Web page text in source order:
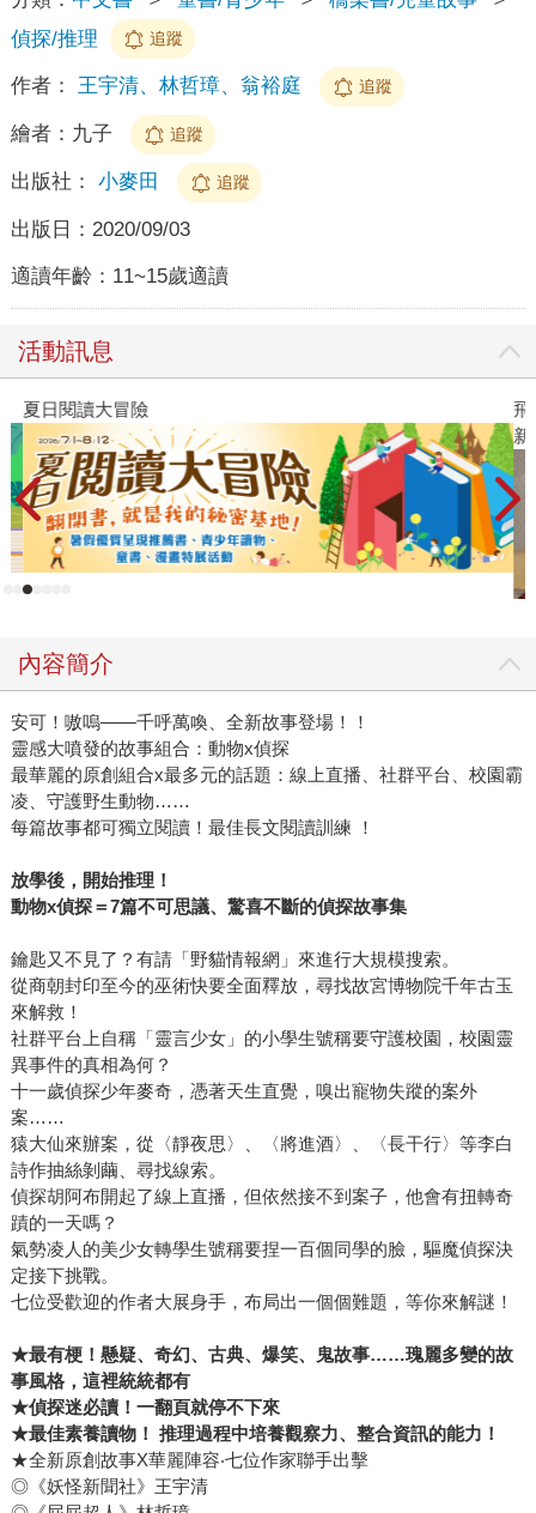
偵探/推理
追蹤
作者： 王宇清、林哲璋、翁裕庭 追蹤
繪者： 九子 追蹤
出版社： 小麥田 追蹤
出版日： 2020/09/03
適讀年齡： 11~15歲適讀
活動訊息
夏日閱讀大冒險
飛
新
內容簡介
安可！嗷嗚——千呼萬喚、全新故事登場！！
靈感大噴發的故事組合：動物x偵探
最華麗的原創組合x最多元的話題：線上直播、社群平台、校園霸
凌、守護野生動物……
每篇故事都可獨立閱讀！最佳長文閱讀訓練 ！
放學後，開始推理！
動物x偵探＝7篇不可思議、驚喜不斷的偵探故事集
鑰匙又不見了？有請「野貓情報網」來進行大規模搜索。
從商朝封印至今的巫術快要全面釋放，尋找故宮博物院千年古玉
來解救！
社群平台上自稱「靈言少女」的小學生號稱要守護校園，校園靈
異事件的真相為何？
十一歲偵探少年麥奇，憑著天生直覺，嗅出寵物失蹤的案外
案……
猿大仙來辦案，從〈靜夜思〉、〈將進酒〉、〈長干行〉等李白
詩作抽絲剝繭、尋找線索。
偵探胡阿布開起了線上直播，但依然接不到案子，他會有扭轉奇
蹟的一天嗎？
氣勢凌人的美少女轉學生號稱要捏一百個同學的臉，驅魔偵探決
定接下挑戰。
七位受歡迎的作者大展身手，布局出一個個難題，等你來解謎！
★最有梗！懸疑、奇幻、古典、爆笑、鬼故事……瑰麗多變的故
事風格，這裡統統都有
★偵探迷必讀！一翻頁就停不下來
★最佳素養讀物！ 推理過程中培養觀察力、整合資訊的能力！
★全新原創故事X華麗陣容‧七位作家聯手出擊
◎《妖怪新聞社》王宇清